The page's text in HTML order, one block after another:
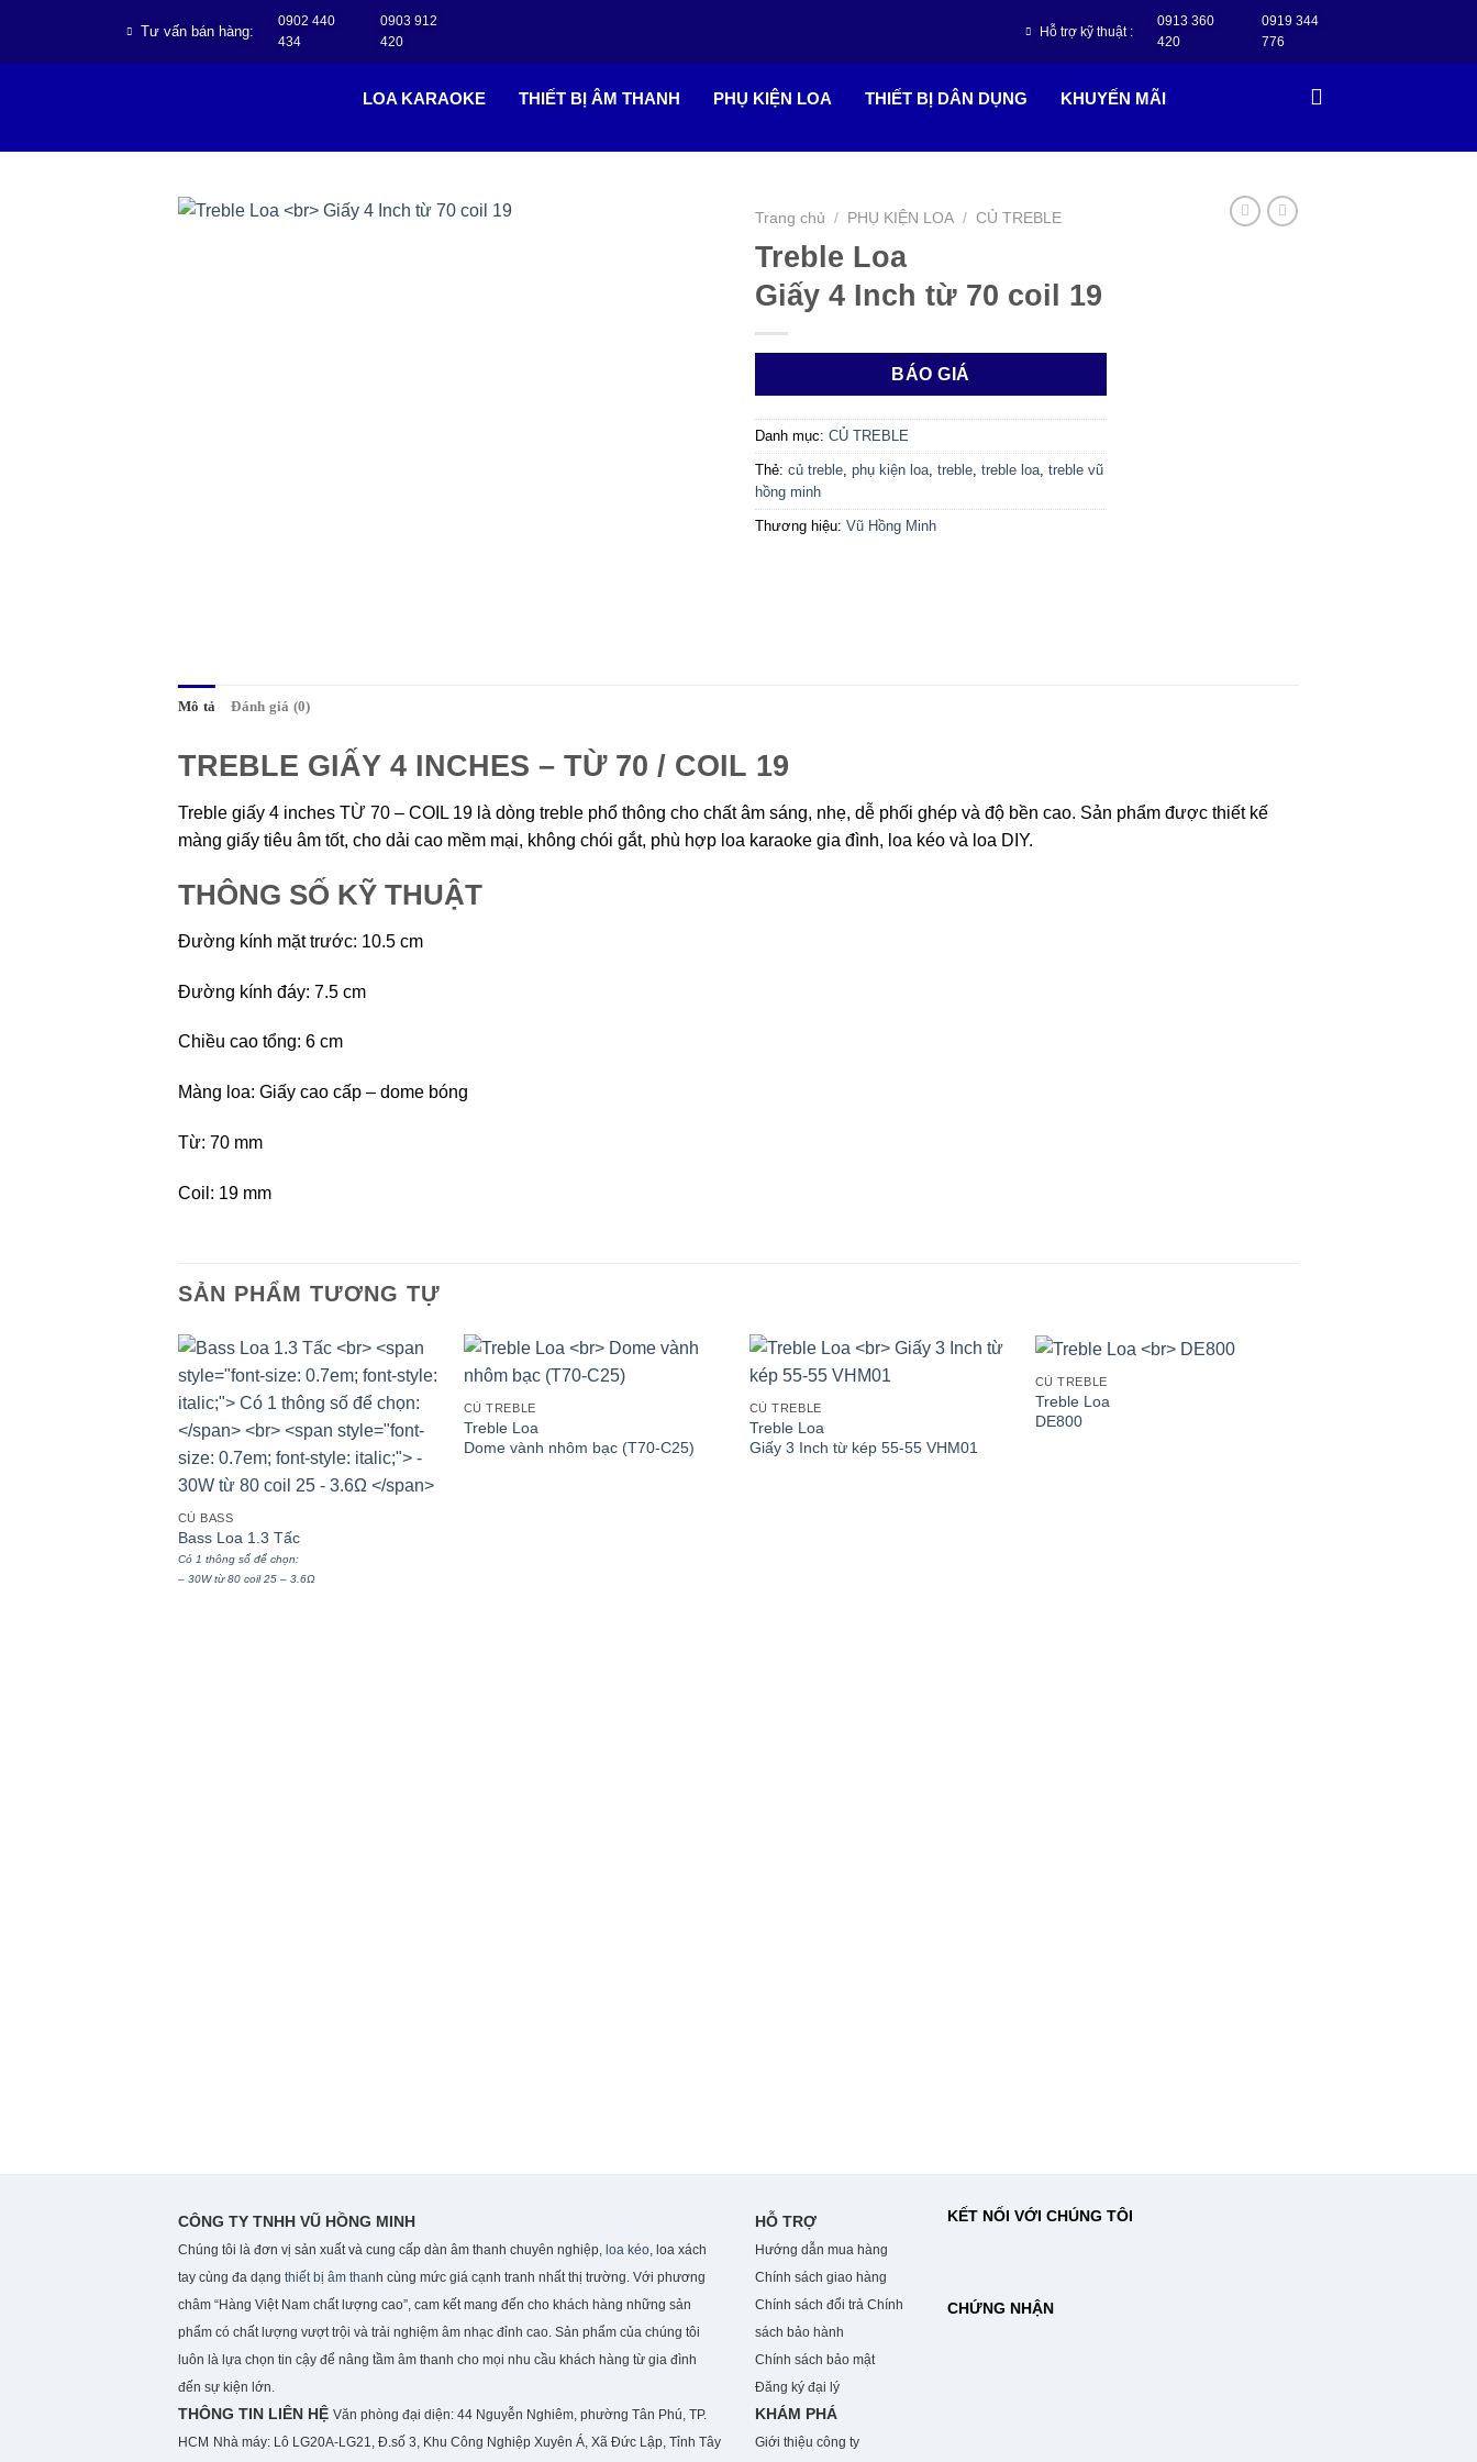
Tư vấn bán hàng:
0902 440
434
0903 912
420
Hỗ trợ kỹ thuật :
0913 360
420
0919 344
776
LOA KARAOKE THIẾT BỊ ÂM THANH PHỤ KIỆN LOA THIẾT BỊ DÂN DỤNG KHUYẾN MÃI
Trang chủ / PHỤ KIỆN LOA / CỦ TREBLE
Treble Loa
Giấy 4 Inch từ 70 coil 19
BÁO GIÁ
Danh mục: CỦ TREBLE
Thẻ: củ treble phụ kiện loa treble treble loa treble vũ
hồng minh
Thương hiệu: Vũ Hồng Minh
Mô tả Đánh giá (0)
TREBLE GIẤY 4 INCHES – TỪ 70 / COIL 19
Treble giấy 4 inches TỪ 70 – COIL 19 là dòng treble phổ thông cho chất âm sáng, nhẹ, dễ phối ghép và độ bền cao. Sản phẩm được thiết kế
màng giấy tiêu âm tốt, cho dải cao mềm mại, không chói gắt, phù hợp loa karaoke gia đình, loa kéo và loa DIY.
THÔNG SỐ KỸ THUẬT
Đường kính mặt trước: 10.5 cm
Đường kính đáy: 7.5 cm
Chiều cao tổng: 6 cm
Màng loa: Giấy cao cấp – dome bóng
Từ: 70 mm
Coil: 19 mm
SẢN PHẨM TƯƠNG TỰ
CỦ BASS
Bass Loa 1.3 Tấc
Có 1 thông số để chọn:
– 30W từ 80 coil 25 – 3.6Ω
CỦ TREBLE
Treble Loa
Dome vành nhôm bạc (T70-C25)
CỦ TREBLE
Treble Loa
Giấy 3 Inch từ kép 55-55 VHM01
CỦ TREBLE
Treble Loa
DE800
CÔNG TY TNHH VŨ HỒNG MINH
Chúng tôi là đơn vị sản xuất và cung cấp dàn âm thanh chuyên nghiệp, loa kéo , loa xách
tay cùng đa dạng thiết bị âm thanh cùng mức giá cạnh tranh nhất thị trường. Với phương
châm “Hàng Việt Nam chất lượng cao”, cam kết mang đến cho khách hàng những sản
phẩm có chất lượng vượt trội và trải nghiệm âm nhạc đỉnh cao. Sản phẩm của chúng tôi
luôn là lựa chọn tin cậy để nâng tầm âm thanh cho mọi nhu cầu khách hàng từ gia đình
đến sự kiện lớn.
THÔNG TIN LIÊN HỆ Văn phòng đại diện: 44 Nguyễn Nghiêm, phường Tân Phú, TP.
HCM Nhà máy: Lô LG20A-LG21, Đ.số 3, Khu Công Nghiệp Xuyên Á, Xã Đức Lập, Tỉnh Tây
HỖ TRỢ
Hướng dẫn mua hàng
Chính sách giao hàng
Chính sách đổi trả Chính
sách bảo hành
Chính sách bảo mật
Đăng ký đại lý
KHÁM PHÁ
Giới thiệu công ty
KẾT NỐI VỚI CHÚNG TÔI
CHỨNG NHẬN